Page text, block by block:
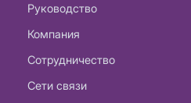
Руководство
Компания
Сотрудничество
Сети связи